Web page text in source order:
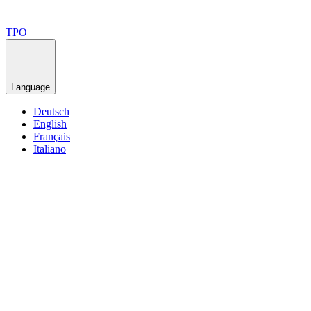
TPO
Language
Deutsch
English
Français
Italiano